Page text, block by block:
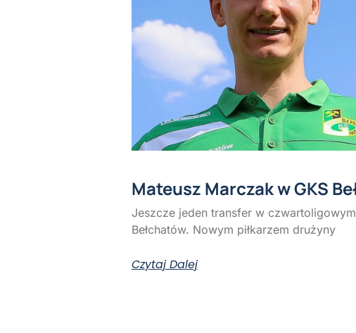
Mateusz Marczak w GKS
Jeszcze jeden transfer w czwartoligowym
Bełchatów. Nowym piłkarzem drużyny
Czytaj Dalej